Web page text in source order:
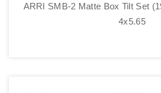
ARRI SMB-2 Matte Box Tilt Set
4x5.65